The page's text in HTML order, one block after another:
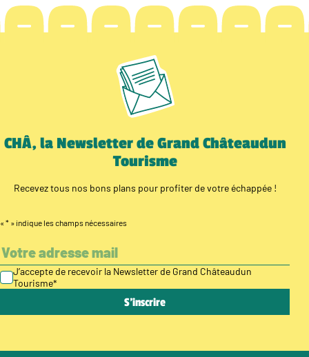
CHÂ, la Newsletter de Grand Châteaudun
Tourisme
Recevez tous nos bons plans pour profiter de votre échappée !
« * » indique les champs nécessaires
J’accepte de recevoir la Newsletter de Grand Châteaudun
Tourisme*